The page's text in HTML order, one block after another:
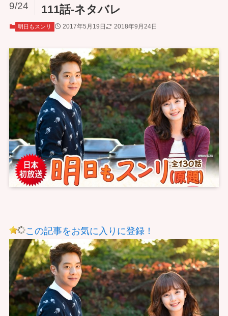
111話-ネタバレ
9/24
明日もスンリ 2017年5月19日 2018年9月24日
この記事をお気に入りに登録！